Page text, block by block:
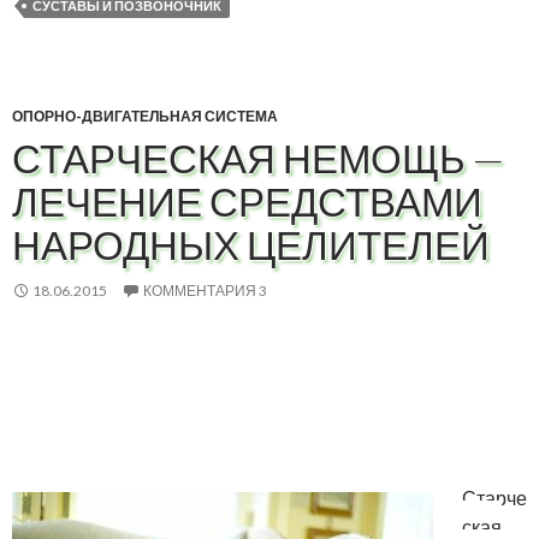
СУСТАВЫ И ПОЗВОНОЧНИК
ОПОРНО-ДВИГАТЕЛЬНАЯ СИСТЕМА
СТАРЧЕСКАЯ НЕМОЩЬ —
ЛЕЧЕНИЕ СРЕДСТВАМИ
НАРОДНЫХ ЦЕЛИТЕЛЕЙ
18.06.2015 КОММЕНТАРИЯ 3
Старче
ская